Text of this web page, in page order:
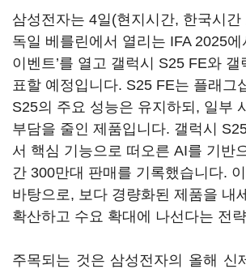
삼성전자는 4일(현지시간, 한국시간
독일 베를린에서 열리는 IFA 2025에
이벤트’를 열고 갤럭시 S25 FE와
표할 예정입니다. S25 FE는 플래그
S25의 주요 성능은 유지하되, 일부
부담을 줄인 제품입니다. 갤럭시
서 핵심 기능으로 떠오른 AI를 기반
간 300만대 판매를 기록했습니다.
바탕으로, 보다 경량화된 제품을 내
확산하고 수요 확대에 나선다는 전
주목되는 것은 삼성전자의 올해 신